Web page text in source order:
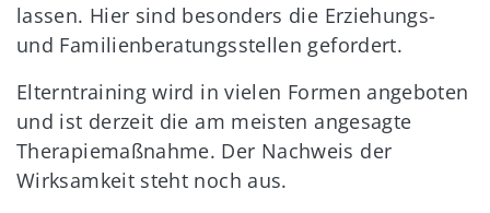
lassen. Hier sind besonders die Erziehungs-
und Familienberatungsstellen gefordert.
Elterntraining wird in vielen Formen angeboten
und ist derzeit die am meisten angesagte
Therapiemaßnahme. Der Nachweis der
Wirksamkeit steht noch aus.